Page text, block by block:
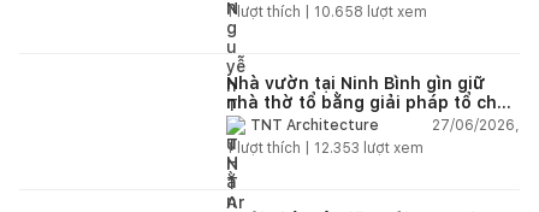
1lượt thích | 10.658 lượt xem
Nhà vườn tại Ninh Bình gìn giữ
nhà thờ tổ bằng giải pháp tổ chức
lại không gian
TNT Architecture
27/06/2026,
1lượt thích | 12.353 lượt xem